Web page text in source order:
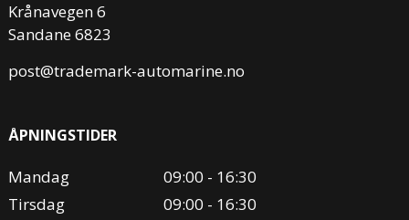
Krånavegen 6
Sandane 6823
post@trademark-automarine.no
ÅPNINGSTIDER
Mandag
09:00 - 16:30
Tirsdag
09:00 - 16:30